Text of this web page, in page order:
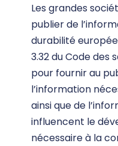
Les grandes
publier de
durabilité
3.32 du Code
pour fournir au
l’information
ainsi que de
influencent le
nécessaire à la